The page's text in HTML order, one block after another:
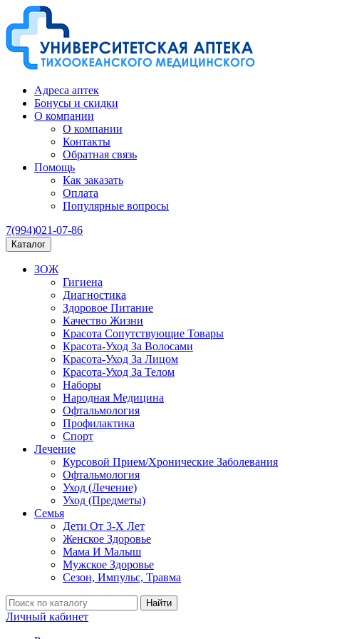
Адреса аптек
Бонусы и скидки
О компании
О компании
Контакты
Обратная связь
Помощь
Как заказать
Оплата
Популярные вопросы
7(994)021-07-86
Каталог
ЗОЖ
Гигиена
Диагностика
Здоровое Питание
Качество Жизни
Красота Сопутствующие Товары
Красота-Уход За Волосами
Красота-Уход За Лицом
Красота-Уход За Телом
Наборы
Народная Медицина
Офтальмология
Профилактика
Спорт
Лечение
Курсовой Прием/Хронические Заболевания
Офтальмология
Уход (Лечение)
Уход (Предметы)
Семья
Дети От 3-Х Лет
Женское Здоровье
Мама И Малыш
Мужское Здоровье
Сезон, Импульс, Травма
Найти
Личный кабинет